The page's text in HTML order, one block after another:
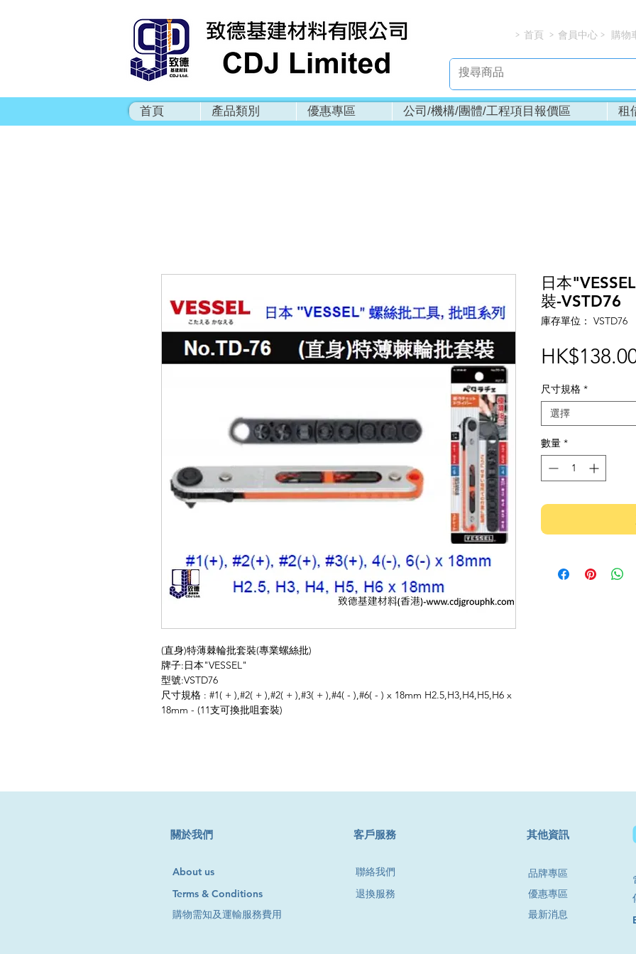
> > >
首頁 會員中心 購物
首頁 產品類別 優惠專區 公司/機構/團體/工程項目報價區 租
(直身)特薄棘輪批套裝(專業螺絲批)
牌子:日本"VESSEL"
型號:VSTD76
尺寸規格 : #1( + ),#2( + ),#2( + ),#3( + ),#4( - ),#6( - ) x 18mm H2.5,H3,H4,H5,H6 x
18mm - (11支可換批咀套裝)
日本
裝-VSTD76
庫存單位： VSTD76
尺寸規格 *
選擇
數量 *
​關於我們
About us
Terms & Conditions
​客戶服務
聯絡我們
退換服務
購物需知及運輸服務費用
其他資訊
品牌專區
優惠專區
最新消息